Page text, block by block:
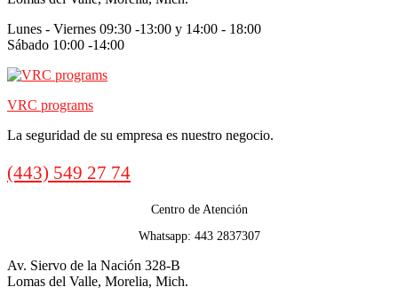
Lunes - Viernes 09:30 -13:00 y 14:00 - 18:00
Sábado 10:00 -14:00
VRC programs
La seguridad de su empresa es nuestro negocio.
Call
(443) 549 27 74
Centro de Atención
Whatsapp: 443 2837307
Av. Siervo de la Nación 328-B
Lomas del Valle, Morelia, Mich.